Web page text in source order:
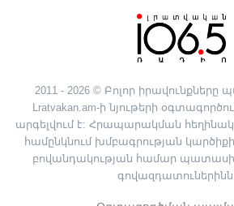
2011 - 2026 © Բոլոր
Lratvakan.am-ի նյութերի
արգելվում է: Հրապարակման
համընկնում խմբագրության
բովանդակության համար
գովազդատուներինն